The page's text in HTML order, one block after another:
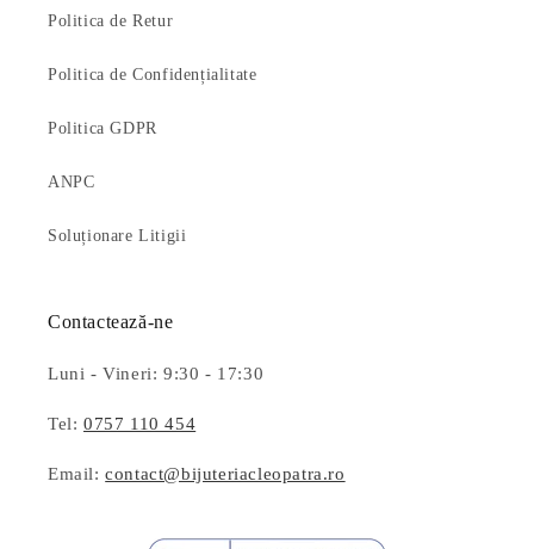
Politica de Retur
Politica de Confidențialitate
Politica GDPR
ANPC
Soluționare Litigii
Contactează-ne
Luni - Vineri: 9:30 - 17:30
Tel:0757 110 454
Email:contact@bijuteriacleopatra.ro